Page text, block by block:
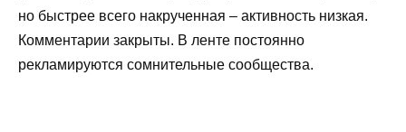
но быстрее всего накрученная – активность низкая.
Комментарии закрыты. В ленте постоянно
рекламируются сомнительные сообщества.